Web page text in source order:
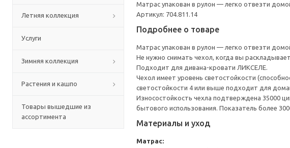
Летняя коллекция
Услуги
Зимняя коллекция
Растения и кашпо
Товары вышедшие из
ассортимента
Матрас упакован в рулон — легко отвезти
Артикул: 704.811.14
Подробнее о товаре
Матрас упакован в рулон — легко отвезти
Не нужно снимать чехол, когда вы
Подходит для дивана-кровати ЛИКСЕЛЕ.
Чехол имеет уровень светостойкости
светостойкости 4 или выше подходит для
Износостойкость чехла подтверждена 35000
бытового использования. Показатель более
Материалы и уход
Матрас: